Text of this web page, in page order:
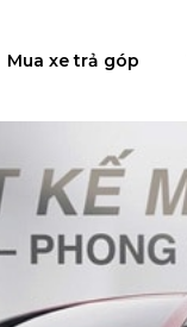
Mua xe trả góp